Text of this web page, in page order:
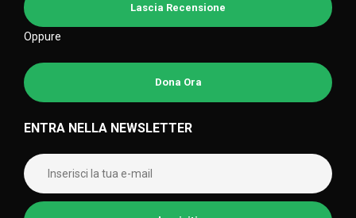
Lascia Recensione
Oppure
Dona Ora
ENTRA NELLA NEWSLETTER